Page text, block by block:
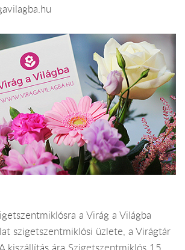
a Virág a Világba
szigetszentmiklósi üzlete, a Virágtár